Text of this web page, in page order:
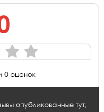
0 оценок
опубликованные тут,